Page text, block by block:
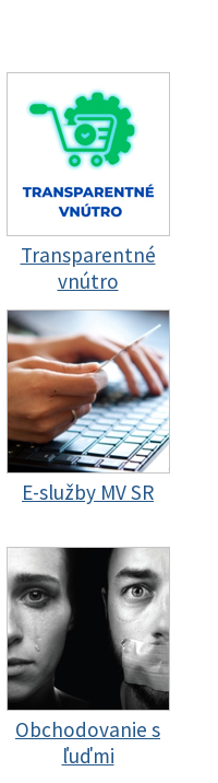
Transparentné
vnútro
E-služby MV SR
Obchodovanie s
ľuďmi